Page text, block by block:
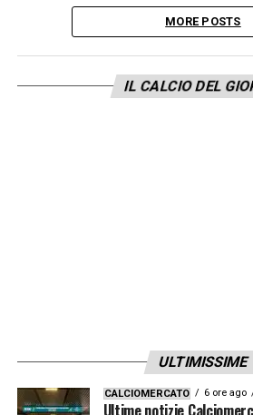
MORE POSTS
IL CALCIO DEL
ULTIMISSIME
CALCIOMERCATO 6 ore ago
Ultime notizie